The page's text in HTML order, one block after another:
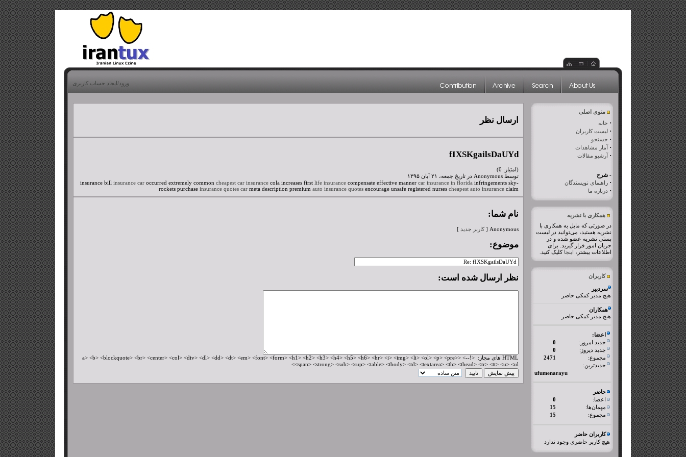
ورود/ایجاد حساب کاربری
منوی اصلی
· خانه
· لیست کاربران
· جستجو
· آمار مشاهدات
· آرشیو مقالات
- شرح
· راهنمای نویسندگان
· درباره ما
همکاری با نشریه
در صورتی که مایل به همکاری با
نشریه هستید، می‌توانید در لیست
پستی نشریه عضو شده و در
جریان امور قرار گیرید. برای
اطلاعات بیشتر، اینجا کلیک کنید.
کاربران
سردبیر
هیچ مدیر کمکی حاضر
همکاران
هیچ مدیر کمکی حاضر
اعضا:
جدید امروز:
0
جدید دیروز:
0
مجموع:
2471
جدیدترین:
ufumenarayu
حاضر
اعضا:
0
مهمان‌ها:
15
مجموع:
15
کاربران حاضر
هیچ کاربر حاضری وجود ندارد
ارسال نظر
fIXSKgailsDaUYd
(امتیاز: 0)
توسط Anonymous در تاریخ جمعه، ۲۱ آبان ۱۳۹۵
insurance bill insurance car occurred extremely common cheapest car insurance cola increases first life insurance compensate effective manner car insurance in florida infringements sky-
rockets purchase insurance quotes car meta description premium auto insurance quotes encourage unsafe registered nurses cheapest auto insurance claim
نام شما:
Anonymous [ کاربر جدید ]
موضوع:
نظر ارسال شده است:
HTML های مجاز: <!--> <a> <b> <blockquote> <br> <center> <col> <div> <dl> <dd> <dt> <em> <font> <form> <h1> <h2> <h3> <h4> <h5> <h6> <hr> <i> <img> <li> <ol> <p> <pre>
<span> <strong> <sub> <sup> <table> <tbody> <td> <textarea> <th> <thead> <tr> <tt> <u> <ul>